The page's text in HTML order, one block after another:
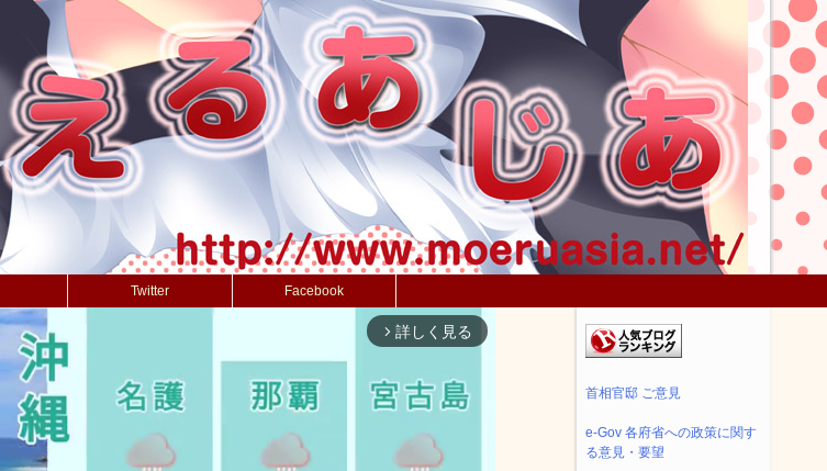
Twitter Facebook
arrow_forward_ios 詳しく見る
首相官邸 ご意見
e-Gov 各府省への政策に関す
る意見・要望